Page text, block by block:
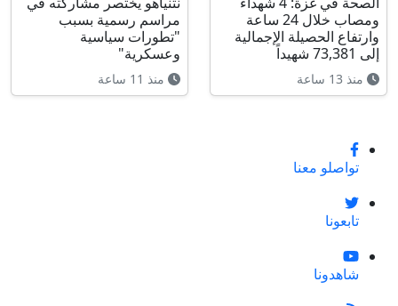
ومصاب خلال 24 ساعة
وارتفاع الحصيلة الإجمالية
إلى 73,381 شهيداً
منذ 13 ساعة
مراسم رسمية بسبب
"تطورات سياسية
وعسكرية"
منذ 11 ساعة
تواصلو معنا
تابعونا
شاهدونا